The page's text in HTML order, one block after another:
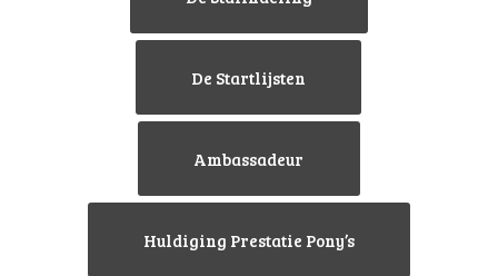
De Startlijsten
Ambassadeur
Huldiging Prestatie Pony’s